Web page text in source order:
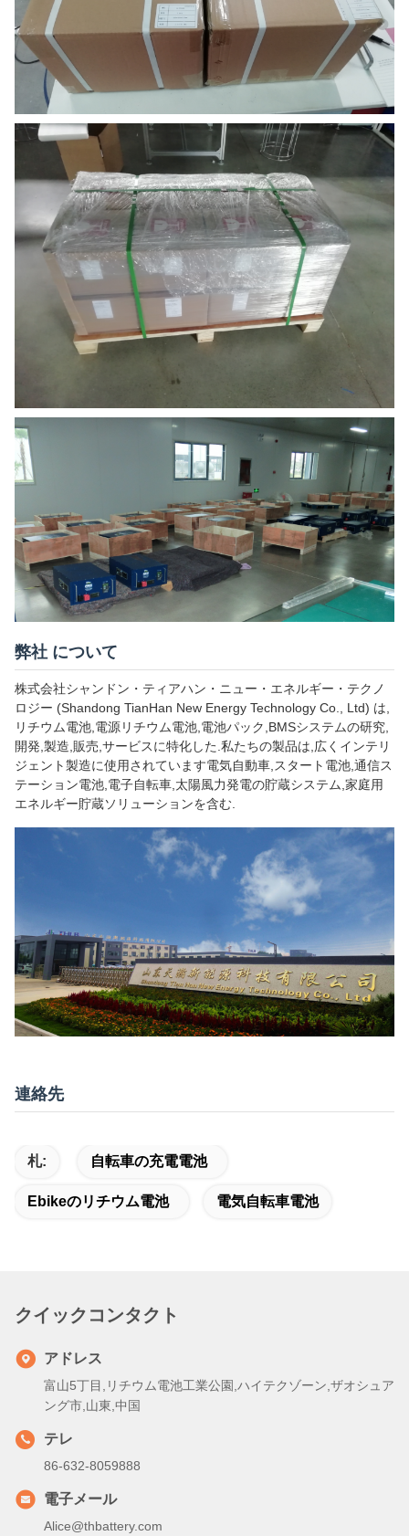
弊社 について
株式会社シャンドン・ティアハン・ニュー・エネルギー・テクノ
ロジー (Shandong TianHan New Energy Technology Co., Ltd) は,
リチウム電池,電源リチウム電池,電池パック,BMSシステムの研究,
開発,製造,販売,サービスに特化した.私たちの製品は,広くインテリ
ジェント製造に使用されています電気自動車,スタート電池,通信ス
テーション電池,電子自転車,太陽風力発電の貯蔵システム,家庭用
エネルギー貯蔵ソリューションを含む.